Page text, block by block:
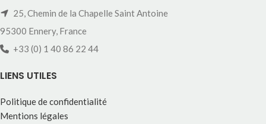
25, Chemin de la Chapelle Saint Antoine
95300 Ennery, France
+33 (0) 1 40 86 22 44
LIENS UTILES
Politique de confidentialité
Mentions légales